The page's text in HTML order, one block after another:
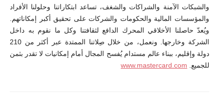
والشبكات الآمنة والشراكات والشغف، تساعد ابتكاراتنا وحلولنا الأفراد
والمؤسسات المالية والحكومات والشركات على تحقيق أكبر إمكاناتهم.
ويُعدّ حاصلنا الأخلاقي المحرك الدافع لثقافتنا وكل ما نقوم به داخل
الشركة وخارجها. ونعمل، من خلال صِلاتنا الممتدة عبر أكثر من 210
دولة وإقليم، ببناء عالم مستدام يُفسح المجال أمام إمكانيات لا تقدر بثمن
للجميع. www.mastercard.com